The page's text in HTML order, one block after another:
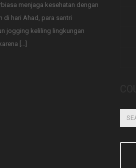
menjaga kesehatan dengan
di hari Ahad, para santri
jogging keliling lingkungan
[…]